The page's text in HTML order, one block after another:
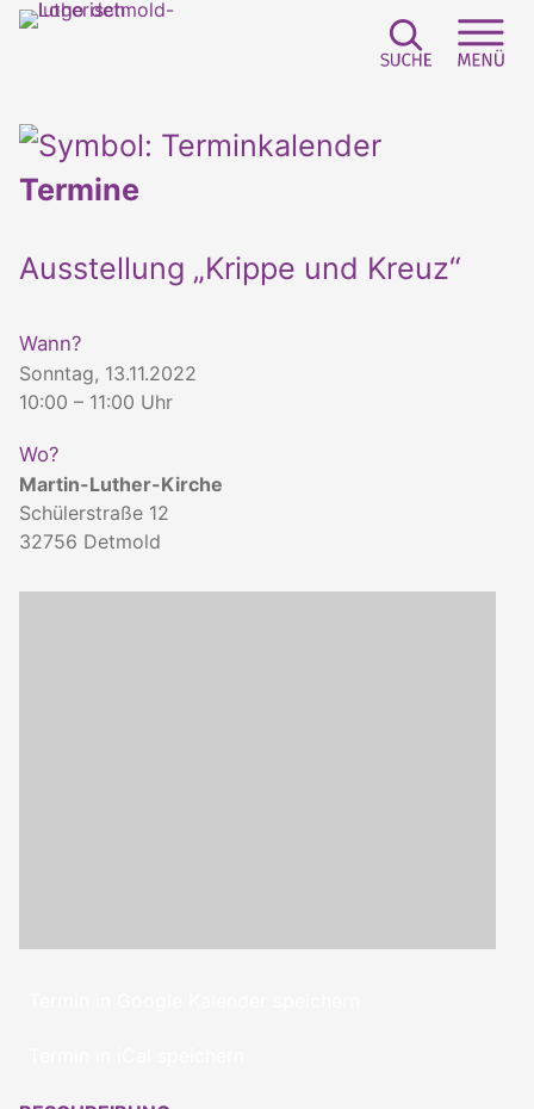
Termine
Ausstellung „Krippe und Kreuz“
Wann?
Sonntag, 13.11.2022
10:00 – 11:00 Uhr
Wo?
Martin-Luther-Kirche
Schülerstraße 12
32756 Detmold